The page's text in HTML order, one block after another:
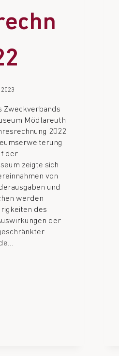
Zweckverbands
Mödlareuth
2022
der
zeigte sich
von
und
werden
des
der